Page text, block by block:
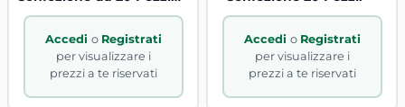
B2B.
Accedi o Registrati
per visualizzare i
prezzi a te riservati
Accedi o Registrati
per visualizzare i
prezzi a te riservati